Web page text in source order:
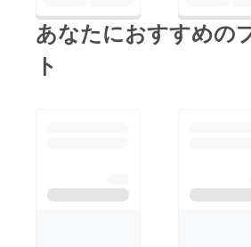
あなたにおすすめの
ト